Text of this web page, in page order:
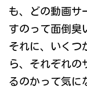
も、どの動画サ
すのって面倒
それに、いくつ
ら、それぞれの
るのかって気に